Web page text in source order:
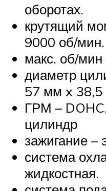
оборотах.
крутящий
9000 об/мин.
макс. об/
диаметр
57 мм x
ГРМ –
цилиндр
зажигание –
система
жидкостная.